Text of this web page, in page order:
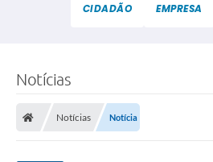
CIDADÃO EMPRESA
Notícias
Notícias Notícia